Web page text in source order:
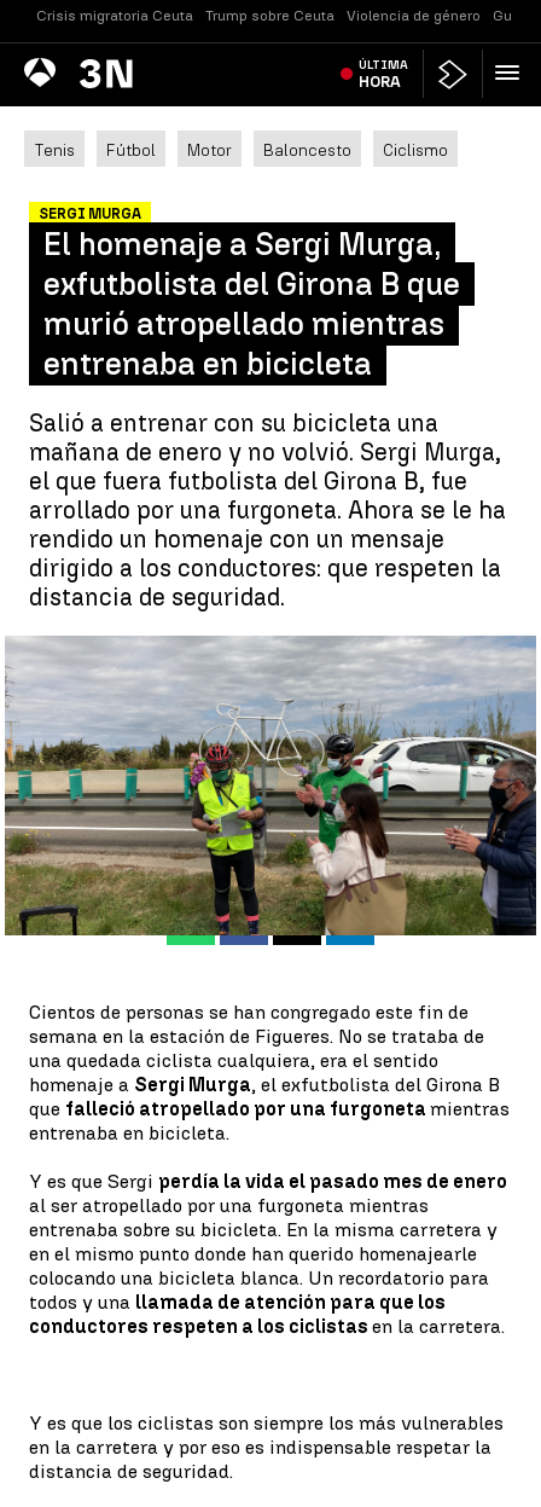
Crisis migratoria Ceuta Trump sobre Ceuta Violencia de género
Antena
3 Noticias ÚLTIMA
HORA
Tenis Fútbol Motor Baloncesto Ciclismo
SERGI MURGA
El homenaje a Sergi Murga,
exfutbolista del Girona B que
murió atropellado mientras
entrenaba en bicicleta
Salió a entrenar con su bicicleta una
mañana de enero y no volvió. Sergi Murga,
el que fuera futbolista del Girona B, fue
arrollado por una furgoneta. Ahora se le ha
rendido un homenaje con un mensaje
dirigido a los conductores: que respeten la
distancia de seguridad.
El homenaje a Sergi Murga, exfutbolista del Girona B que murió
atropellado mientras entrenaba en bicicleta | @moutenbici
Antena 3 Deportes
Publicado:29 de marzo de 2021, 14:19
WhatsappFacebook
X Linkedin
Cientos de personas se han congregado este fin de
semana en la estación de Figueres. No se trataba de
una quedada ciclista cualquiera, era el sentido
homenaje a Sergi Murga, el exfutbolista del Girona B
que falleció atropellado por una furgoneta mientras
entrenaba en bicicleta.
Y es que Sergi perdía la vida el pasado mes de enero
al ser atropellado por una furgoneta mientras
entrenaba sobre su bicicleta. En la misma carretera y
en el mismo punto donde han querido homenajearle
colocando una bicicleta blanca. Un recordatorio para
todos y una llamada de atención para que los
conductores respeten a los ciclistas en la carretera.
Y es que los ciclistas son siempre los más vulnerables
en la carretera y por eso es indispensable respetar la
distancia de seguridad.